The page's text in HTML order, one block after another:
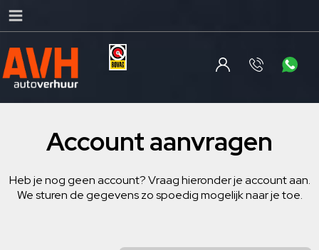
Account aanvragen
Heb je nog geen account? Vraag hieronder je account aan.
We sturen de gegevens zo spoedig mogelijk naar je toe.